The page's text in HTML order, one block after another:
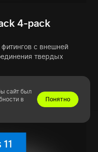
4-pack
с внешней
твердых
сайт был
в
Понятно